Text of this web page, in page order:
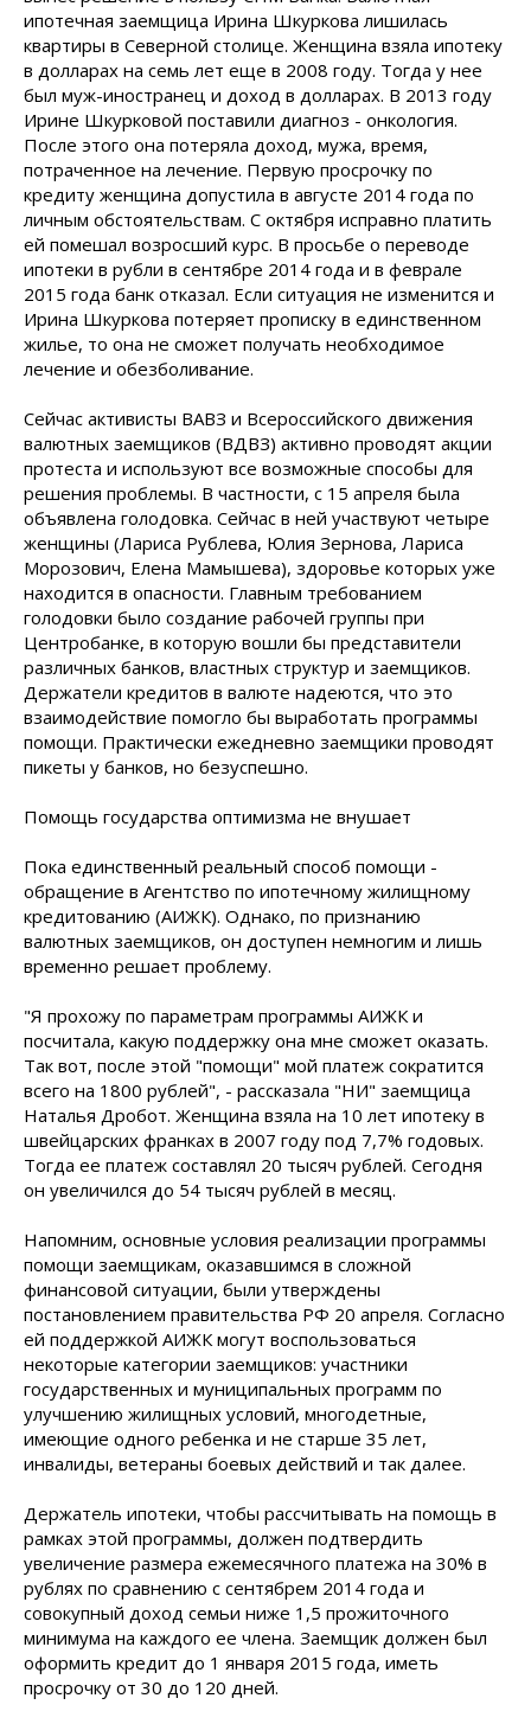
ипотечная заемщица Ирина Шкуркова лишилась
квартиры в Северной столице. Женщина взяла ипотеку
в долларах на семь лет еще в 2008 году. Тогда у нее
был муж-иностранец и доход в долларах. В 2013 году
Ирине Шкурковой поставили диагноз - онкология.
После этого она потеряла доход, мужа, время,
потраченное на лечение. Первую просрочку по
кредиту женщина допустила в августе 2014 года по
личным обстоятельствам. С октября исправно платить
ей помешал возросший курс. В просьбе о переводе
ипотеки в рубли в сентябре 2014 года и в феврале
2015 года банк отказал. Если ситуация не изменится и
Ирина Шкуркова потеряет прописку в единственном
жилье, то она не сможет получать необходимое
лечение и обезболивание.
Сейчас активисты ВАВЗ и Всероссийского движения
валютных заемщиков (ВДВЗ) активно проводят акции
протеста и используют все возможные способы для
решения проблемы. В частности, с 15 апреля была
объявлена голодовка. Сейчас в ней участвуют четыре
женщины (Лариса Рублева, Юлия Зернова, Лариса
Морозович, Елена Мамышева), здоровье которых уже
находится в опасности. Главным требованием
голодовки было создание рабочей группы при
Центробанке, в которую вошли бы представители
различных банков, властных структур и заемщиков.
Держатели кредитов в валюте надеются, что это
взаимодействие помогло бы выработать программы
помощи. Практически ежедневно заемщики проводят
пикеты у банков, но безуспешно.
Помощь государства оптимизма не внушает
Пока единственный реальный способ помощи -
обращение в Агентство по ипотечному жилищному
кредитованию (АИЖК). Однако, по признанию
валютных заемщиков, он доступен немногим и лишь
временно решает проблему.
"Я прохожу по параметрам программы АИЖК и
посчитала, какую поддержку она мне сможет оказать.
Так вот, после этой "помощи" мой платеж сократится
всего на 1800 рублей", - рассказала "НИ" заемщица
Наталья Дробот. Женщина взяла на 10 лет ипотеку в
швейцарских франках в 2007 году под 7,7% годовых.
Тогда ее платеж составлял 20 тысяч рублей. Сегодня
он увеличился до 54 тысяч рублей в месяц.
Напомним, основные условия реализации программы
помощи заемщикам, оказавшимся в сложной
финансовой ситуации, были утверждены
постановлением правительства РФ 20 апреля. Согласно
ей поддержкой АИЖК могут воспользоваться
некоторые категории заемщиков: участники
государственных и муниципальных программ по
улучшению жилищных условий, многодетные,
имеющие одного ребенка и не старше 35 лет,
инвалиды, ветераны боевых действий и так далее.
Держатель ипотеки, чтобы рассчитывать на помощь в
рамках этой программы, должен подтвердить
увеличение размера ежемесячного платежа на 30% в
рублях по сравнению с сентябрем 2014 года и
совокупный доход семьи ниже 1,5 прожиточного
минимума на каждого ее члена. Заемщик должен был
оформить кредит до 1 января 2015 года, иметь
просрочку от 30 до 120 дней.